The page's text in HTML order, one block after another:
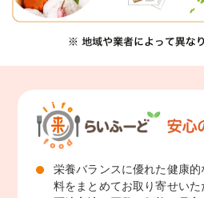
栄養バランスに優れた健康的
料をまとめてお取り寄せいた